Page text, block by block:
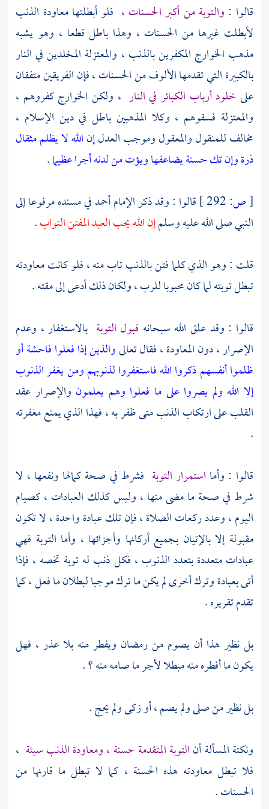
قالوا : والتوبة من أكبر الحسنات ، فلو أبطلتها معاودة الذنب
لأبطلت غيرها من الحسنات ، وهذا باطل قطعا ، وهو يشبه
مذهب الخوارج المكفرين بالذنب ، والمعتزلة المخلدين في النار
بالكبيرة التي تقدمها الألوف من الحسنات ، فإن الفريقين متفقان
على خلود أرباب الكبائر في النار ، ولكن الخوارجكفروهم ،
والمعتزلة فسقوهم ، وكلا المذهبين باطل في دين الإسلام ،
مخالف للمنقول والمعقول وموجب العدلإن الله لا يظلم مثقال
ذرة وإن تك حسنة يضاعفها ويؤت من لدنه أجرا عظيما.
[ص: قالوا : وقد ذكر الإمامأحمدفي مسنده مرفوعا إلى
النبي صلى الله عليه وسلمإن الله يحب العبد المفتن التواب.
قلت : وهو الذي كلما فتن بالذنب تاب منه ، فلو كانت معاودته
تبطل توبته لما كان محبوبا للرب ، ولكان ذلك أدعى إلى مقته .
قالوا : وقد علق الله سبحانه قبول التوبة بالاستغفار ، وعدم
الإصرار ، دون المعاودة ، فقال تعالىوالذين إذا فعلوا فاحشة أو
ظلموا أنفسهم ذكروا الله فاستغفروا لذنوبهم ومن يغفر الذنوب
إلا الله ولم يصروا على ما فعلوا وهم يعلمون والإصرار عقد
القلب على ارتكاب الذنب متى ظفر به ، فهذا الذي يمنع مغفرته
.
قالوا : وأما استمرار التوبة فشرط في صحة كمالها ونفعها ، لا
شرط في صحة ما مضى منها ، وليس كذلك العبادات ، كصيام
اليوم ، وعدد ركعات الصلاة ، فإن تلك عبادة واحدة ، لا تكون
مقبولة إلا بالإتيان بجميع أركانها وأجزائها ، وأما التوبة فهي
عبادات متعددة بتعدد الذنوب ، فكل ذنب له توبة تخصه ، فإذا
أتى بعبادة وترك أخرى لم يكن ما ترك موجبا لبطلان ما فعل ، كما
تقدم تقريره .
بل نظير هذا أن يصوم من رمضان ويفطر منه بلا عذر ، فهل
يكون ما أفطره منه مبطلا لأجر ما صامه منه ؟ .
بل نظير من صلى ولم يصم ، أو زكى ولم يحج .
ونكتة المسألة أنالتوبة المتقدمة حسنة ، ومعاودة الذنب سيئة ،
فلا تبطل معاودته هذه الحسنة ، كما لا تبطل ما قارنها من
الحسنات .